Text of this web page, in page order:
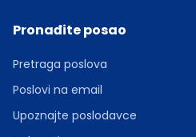
Pronađite posao
Pretraga poslova
Poslovi na email
Upoznajte poslodavce